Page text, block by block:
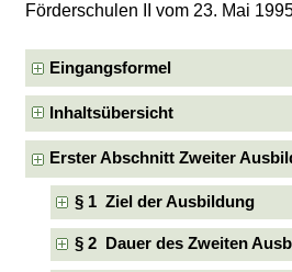
Förderschulen II vom 23. Mai
Eingangsformel
Inhaltsübersicht
Erster Abschnitt Zweiter
§ 1 Ziel der Ausbildung
§ 2 Dauer des Zweiten